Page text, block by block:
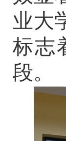
业大
标志
段。